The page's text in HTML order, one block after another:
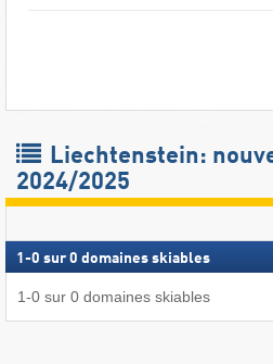
Liechtenstein:
2024/2025
1 -0 sur0 domaines skiables
1-0 sur 0 domaines skiables